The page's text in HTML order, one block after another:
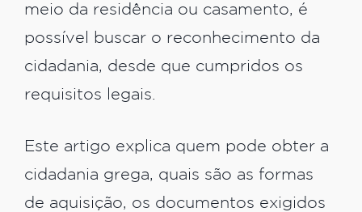
meio da residência ou casamento, é
possível buscar o reconhecimento da
cidadania, desde que cumpridos os
requisitos legais.
Este artigo explica quem pode obter a
cidadania grega, quais são as formas
de aquisição, os documentos exigidos